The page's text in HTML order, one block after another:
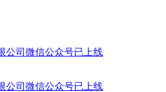
公司微信公众号已上线
公司微信公众号已上线